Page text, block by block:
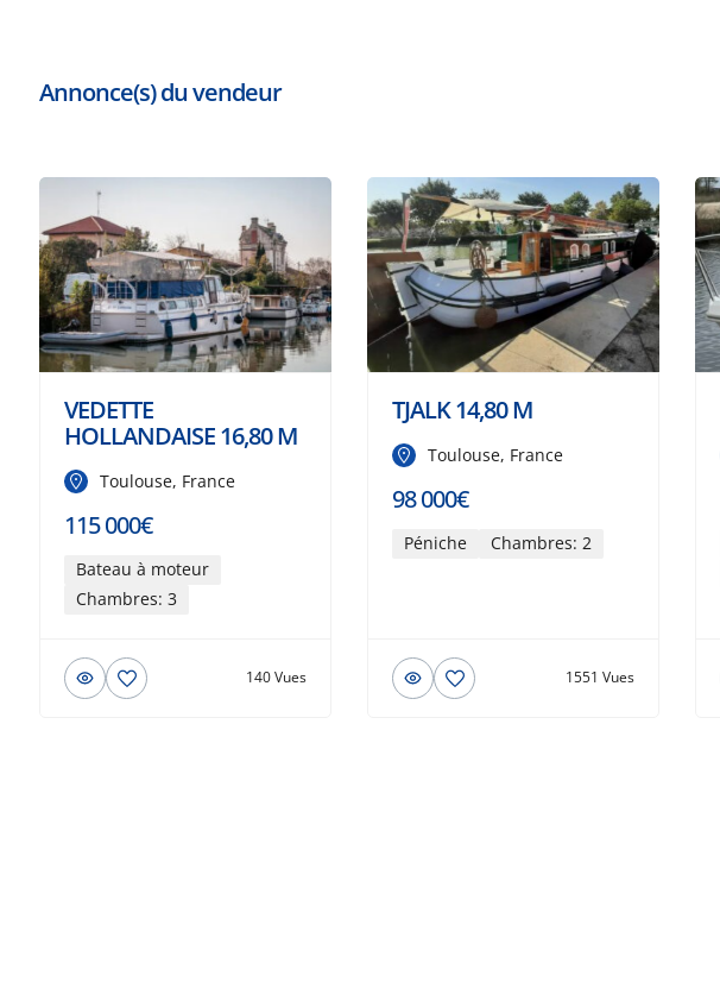
Annonce(s) du vendeur
VEDETTE
HOLLANDAISE 16,80 M
Toulouse, France
115 000€
Bateau à moteur
Chambres: 3
140 Vues
TJALK 14,80 M
Toulouse, France
98 000€
Péniche Chambres: 2
1551 Vues